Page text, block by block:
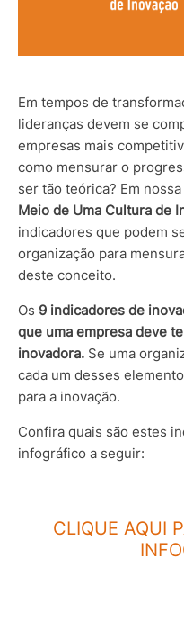
Em tempos de
lideranças devem se
empresas mais
como mensurar o
ser tão teórica? Em
Meio de Uma Cultura de
indicadores que podem
organização para
deste conceito.
Os 9 indicadores de
que uma empresa deve
inovadora. Se uma
cada um desses
para a inovação.
Confira quais são estes
infográfico a seguir:
CLIQUE AQUI